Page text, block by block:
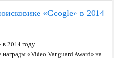
«Google» в 2014
в 2014 году.
«Video Vanguard Award» на